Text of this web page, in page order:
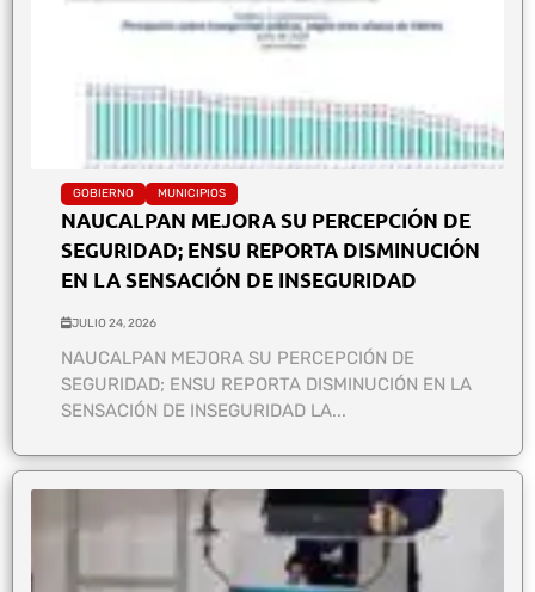
GOBIERNO MUNICIPIOS
NAUCALPAN MEJORA SU PERCEPCIÓN DE
SEGURIDAD; ENSU REPORTA DISMINUCIÓN
EN LA SENSACIÓN DE INSEGURIDAD
JULIO 24, 2026
NAUCALPAN MEJORA SU PERCEPCIÓN DE
SEGURIDAD; ENSU REPORTA DISMINUCIÓN EN LA
SENSACIÓN DE INSEGURIDAD LA...